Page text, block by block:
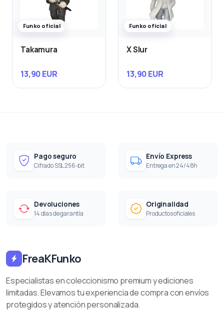
Funko oficial
Takamura
13,90 EUR
Funko oficial
X Slur
13,90 EUR
Pago seguro
Cifrado SSL 256-bit
Envío Express
Entrega en 24/48h
Devoluciones
14 días de garantía
Originalidad
Productos oficiales
FreaKFunko
Especialistas en coleccionismo premium y ediciones
limitadas. Elevamos tu experiencia de compra con envíos
protegidos y atención personalizada.